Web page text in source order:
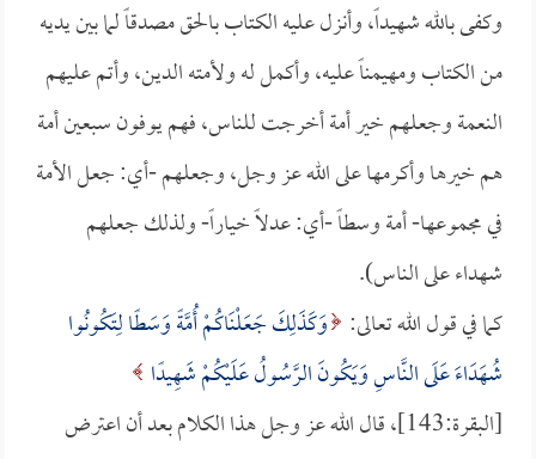
وكفى بالله شهيداً، وأنزل عليه الكتاب بالحق مصدقاً لما بين يديه
من الكتاب ومهيمناً عليه، وأكمل له ولأمته الدين، وأتم عليهم
النعمة وجعلهم خير أمة أخرجت للناس، فهم يوفون سبعين أمة
هم خيرها وأكرمها على الله عز وجل، وجعلهم -أي: جعل الأمة
في مجموعها- أمة وسطاً -أي: عدلاً خياراً- ولذلك جعلهم
شهداء على الناس).
كما في قول الله تعالى: وَكَذَلِكَ جَعَلْنَاكُمْ أُمَّةً وَسَطًا لِتَكُونُوا
شُهَدَاءَ عَلَى النَّاسِ وَيَكُونَ الرَّسُولُ عَلَيْكُمْ شَهِيدًا
[البقرة:143]، قال الله عز وجل هذا الكلام بعد أن اعترض